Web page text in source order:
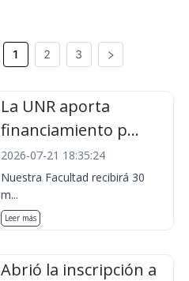
1 2 3
La UNR aporta
financiamiento p...
2026-07-21 18:35:24
Nuestra Facultad recibirá 30
m...
Leer más
Abrió la inscripción a